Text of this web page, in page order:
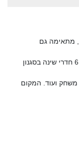
מתאימה גם
ממוקמת מול נוף גלילי אוטופי, כוללת בין היתר 6 חדרי שינה בסגנון
משחק ועוד. המקום